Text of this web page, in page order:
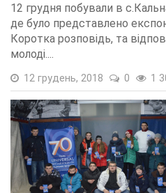
12 грудня побували в
де було представлено
Коротка розповідь, та
молоді....
12 грудень, 2018 0 1